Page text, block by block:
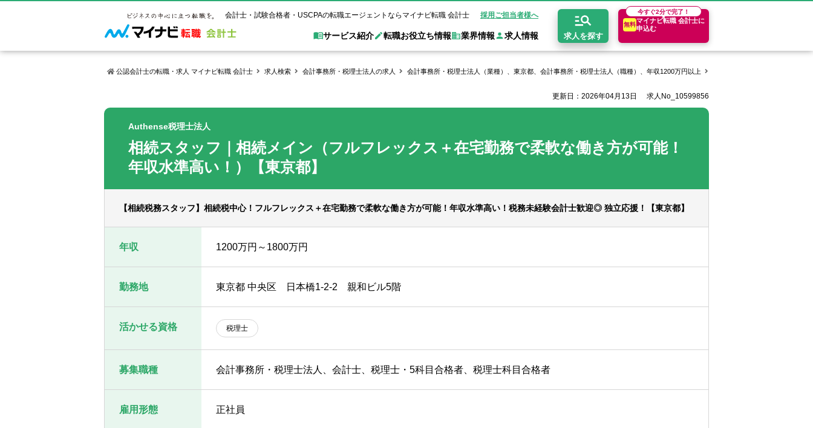
会計士・試験合格者・USCPAの転職エージェントならマイナビ転職 会計士 採用ご担当者様へ
求人を探す
今すぐ2分で完了！
無料
マイナビ転職 会計士に
申込む
サービス紹介
サービス紹介
よくあるご質問
ご利用の流れ
キャリアアドバイザーのご紹介
非公開求人とは？
転職お役立ち情報
転職お役立ち情報
はじめての転職の方へ
2回目以降の転職の方へ
USCPAの転職
転職活動お役立ちコンテンツ
会計士・試験合格者の転職Q&A キャリア診断
業界情報
業界情報
試験科目一覧
試験合格後の流れ
会計士が活躍できる転職先 会計事務所・税理士法人
求人情報
求人情報
公認会計士試験合格
USCPA（米国公認会計士）
ム
エリア別求人情報
関西
公認会計士の転職・求人 マイナビ転職 会計士 求人検索 会計事務所・税理士法人の求人 会計事務所・税理士法人（業種）、東京都、会計事務所・税理士法人（職種）、年収1200万円以上
更新日：2026年04月13日 求人No_10599856
Authense税理士法人
相続スタッフ｜相続メイン（フルフレックス＋在宅勤務で柔軟な働き方が可能！
年収水準高い！）【東京都】
【相続税務スタッフ】相続税中心！フルフレックス＋在宅勤務で柔軟な働き方が可能！年収水準高い！税務未経験会計士歓迎◎ 独立応援！【東京都】
年収 1200万円～1800万円
勤務地 東京都 中央区 日本橋1-2-2 親和ビル5階
活かせる資格 税理士
募集職種 会計事務所・税理士法人、会計士、税理士・5科目合格者、税理士科目合格者
雇用形態 正社員